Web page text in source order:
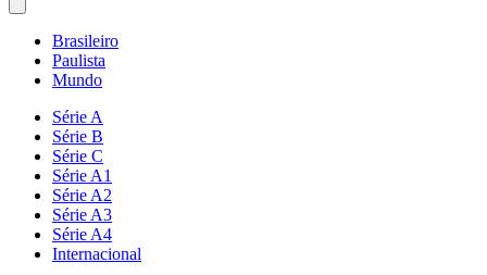
Brasileiro
Paulista
Mundo
Série A
Série B
Série C
Série A1
Série A2
Série A3
Série A4
Internacional